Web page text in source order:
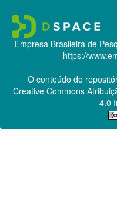
Empresa Brasileira de
https://
O conteúdo do
Creative Commons
4.0